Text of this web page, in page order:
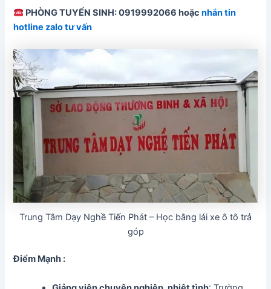
PHÒNG TUYỂN SINH: 0919992066 hoặcnhắn tin
hotline zalo tư vấn
Trung Tâm Dạy Nghề Tiến Phát – Học bằng lái xe ô tô trả
góp
Điểm Mạnh :